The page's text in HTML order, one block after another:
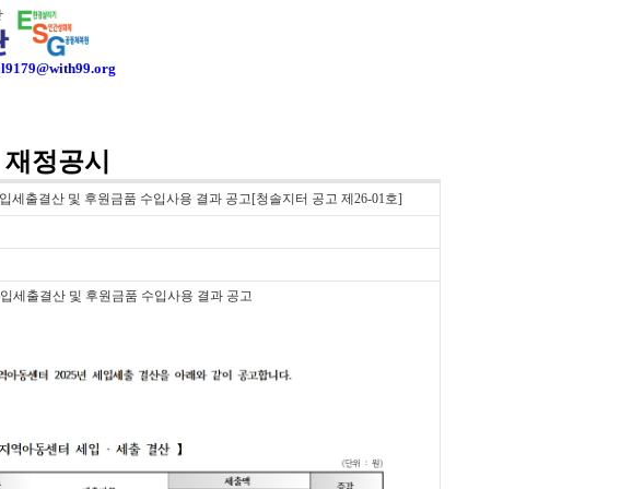
재정공시
세출결산 및 후원금품 수입사용 결과 공고[청솔지터 공고 제26-01호]
세출결산 및 후원금품 수입사용 결과 공고